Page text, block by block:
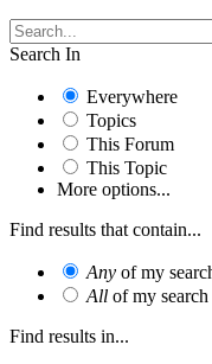
Search In
Everywhere
Topics
This Forum
This Topic
More options...
Find results that contain...
Any of my
All of my
Find results in...